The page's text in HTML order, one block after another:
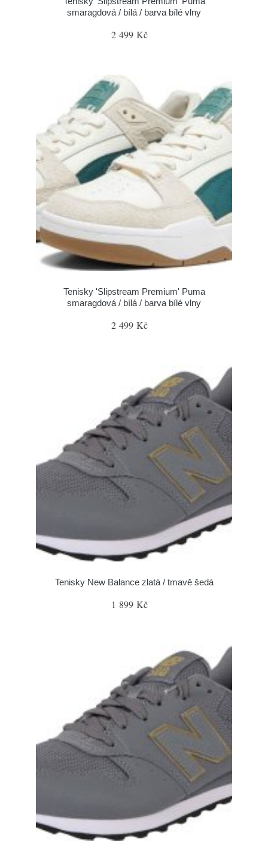
smaragdová / bílá / barva bílé vlny
2 499 Kč
Tenisky 'Slipstream Premium' Puma
smaragdová / bílá / barva bílé vlny
2 499 Kč
Tenisky New Balance zlatá / tmavě šedá
1 899 Kč